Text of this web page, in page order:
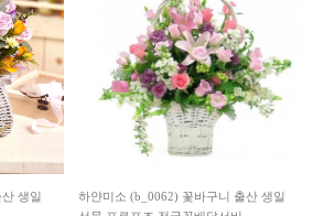
생일
하얀미소 (b_0062) 꽃바구니 출산 생일